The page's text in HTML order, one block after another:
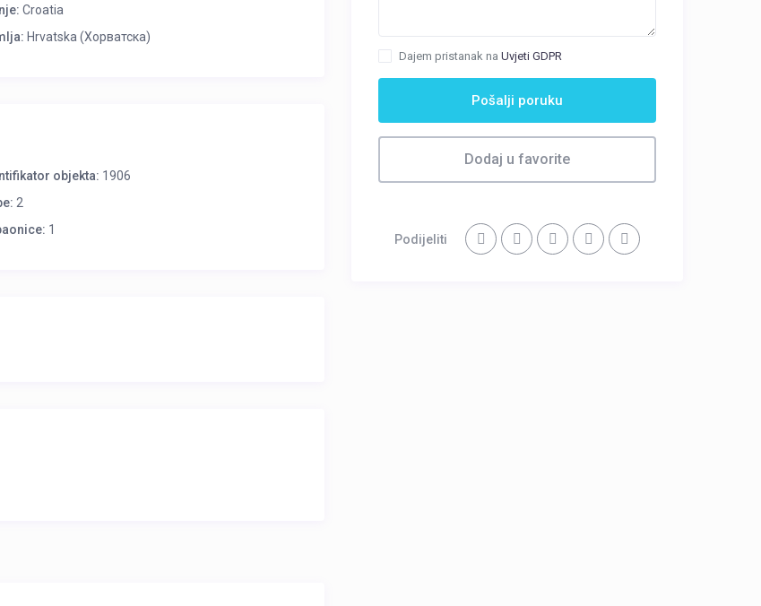
Croatia
Hrvatska (Хорватска)
objekta: 1906
2
1
Dajem pristanak na Uvjeti GDPR
Pošalji poruku
Dodaj u favorite
Podijeliti